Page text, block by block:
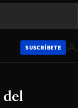
SUSCRÍBETE
del